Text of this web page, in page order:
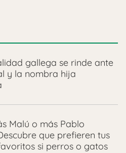
gallega se rinde ante
y la nombra hija
Malú o más Pablo
que prefieren tus
si perros o gatos